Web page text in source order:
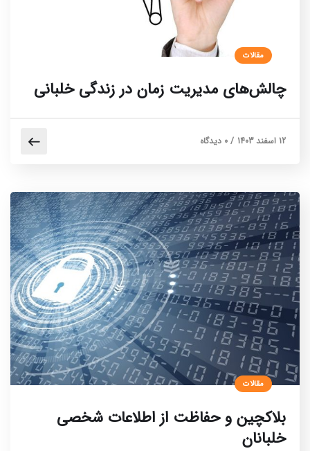
مقالات
چالش‌های مدیریت زمان در زندگی خلبانی
12 اسفند 1403 / 0 دیدگاه
مقالات
بلاکچین و حفاظت از اطلاعات شخصی
خلبانان